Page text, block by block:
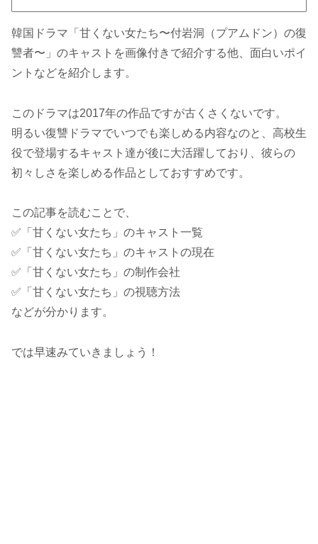
韓国ドラマ「甘くない女たち〜付岩洞（プアムドン）の復
讐者〜」のキャストを画像付きで紹介する他、面白いポイ
ントなどを紹介します。
このドラマは2017年の作品ですが古くさくないです。
明るい復讐ドラマでいつでも楽しめる内容なのと、高校生
役で登場するキャスト達が後に大活躍しており、彼らの
初々しさを楽しめる作品としておすすめです。
この記事を読むことで、
✅「甘くない女たち」のキャスト一覧
✅「甘くない女たち」のキャストの現在
✅「甘くない女たち」の制作会社
✅「甘くない女たち」の視聴方法
などが分かります。
では早速みていきましょう！